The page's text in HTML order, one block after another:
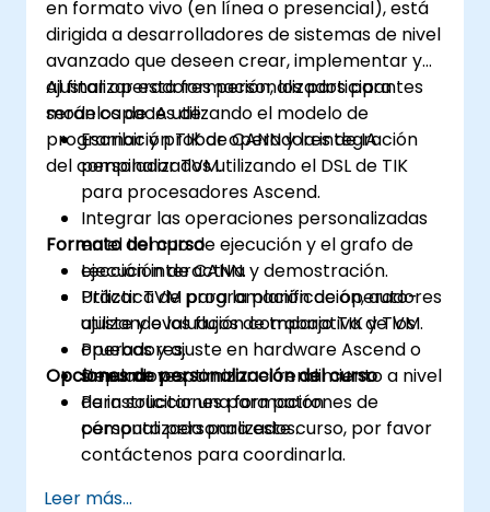
en formato vivo (en línea o presencial), está
dirigida a desarrolladores de sistemas de nivel
avanzado que deseen crear, implementar y
ajustar operadores personalizados para
modelos de IA utilizando el modelo de
programación TIK de CANN y la integración
del compilador TVM.
Al finalizar esta formación, los participantes
serán capaces de:
Escribir y probar operadores de IA
personalizados utilizando el DSL de TIK
para procesadores Ascend.
Integrar las operaciones personalizadas
en el tiempo de ejecución y el grafo de
ejecución de CANN.
Utilizar TVM para la planificación, auto-
ajuste y evaluación comparativa de los
operadores.
Depurar y optimizar el rendimiento a nivel
de instrucciones para patrones de
cómputo personalizados.
Formato del curso
Lección interactiva y demostración.
Práctica de programación de operadores
utilizando los flujos de trabajo TIK y TVM.
Pruebas y ajuste en hardware Ascend o
simuladores.
Opciones de personalización del curso
Para solicitar una formación
personalizada para este curso, por favor
contáctenos para coordinarla.
Leer más...